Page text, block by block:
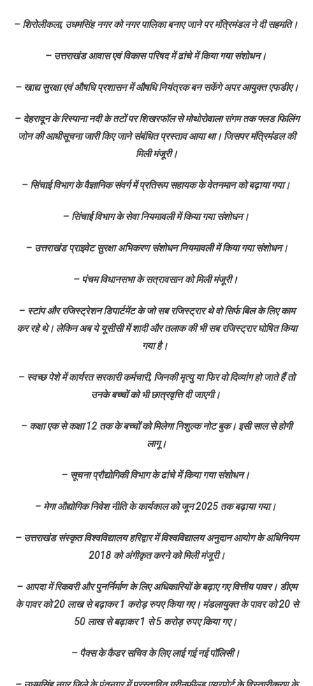
– शिरोलीकला, उधमसिंह नगर को नगर पालिका बनाए जाने पर मंत्रिमंडल ने दी सहमति।
– उत्तराखंड आवास एवं विकास परिषद में ढांचे में किया गया संशोधन।
– खाद्य सुरक्षा एवं औषधि प्रशासन में औषधि नियंत्रक बन सकेंगे अपर आयुक्त एफडीए।
– देहरादून के रिस्पाना नदी के तटों पर शिखरफॉल से मोथोरोवाला संगम तक फ्लड फिलिंग
जोन की आधीसूचना जारी किए जाने संबंधित प्रस्ताव आया था। जिसपर मंत्रिमंडल की
मिली मंजूरी।
– सिंचाई विभाग के वैज्ञानिक संवर्ग में प्रतिरूप सहायक के वेतनमान को बढ़ाया गया।
– सिंचाई विभाग के सेवा नियमावली में किया गया संशोधन।
– उत्तराखंड प्राइवेट सुरक्षा अभिकरण संशोधन नियमावली में किया गया संशोधन।
– पंचम विधानसभा के सत्रावसान को मिली मंजूरी।
– स्टांप और रजिस्ट्रेशन डिपार्टमेंट के जो सब रजिस्ट्रार थे वो सिर्फ बिल के लिए काम
कर रहे थे। लेकिन अब ये यूसीसी में शादी और तलाक की भी सब रजिस्ट्रार घोषित किया
गया है।
– स्वच्छ पेशे में कार्यरत सरकारी कर्मचारी, जिनकी मृत्यु या फिर वो दिव्यांग हो जाते हैं तो
उनके बच्चों को भी छात्रवृत्ति दी जाएगी।
– कक्षा एक से कक्षा 12 तक के बच्चों को मिलेगा निशुल्क नोट बुक। इसी साल से होगी
लागू।
– सूचना प्रौद्योगिकी विभाग के ढांचे में किया गया संशोधन।
– मेगा औद्योगिक निवेश नीति के कार्यकाल को जून 2025 तक बढ़ाया गया।
– उत्तराखंड संस्कृत विश्वविद्यालय हरिद्वार में विश्वविद्यालय अनुदान आयोग के अधिनियम
2018 को अंगीकृत करने को मिली मंजूरी।
– आपदा में रिकवरी और पुनर्निर्माण के लिए अधिकारियों के बढ़ाए गए वित्तीय पावर। डीएम
के पावर को 20 लाख से बढ़ाकर 1 करोड़ रुपए किया गए। मंडलायुक्त के पावर को 20 से
50 लाख से बढ़ाकर 1 से 5 करोड़ रुपए किया गए।
– पैक्स के कैडर सचिव के लिए लाई गई नई पॉलिसी।